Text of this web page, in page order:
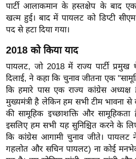
न्यू
ज
ब्री
फ
नो
रं
ज
न
ज
ग
त
पार्टी आलाकमान के हस्तक्षेप के बाद
खत्म हुई। बाद में पायलट को डिप्टी
पद से हटा दिया गया।
2018 को किया याद
पायलट, जो 2018 में राज्य पार्टी
दिलाई, ने कहा कि चुनाव जीतना एक
कि हमारे पास एक राज्य कांग्रेस
मुख्यमंत्री है लेकिन हम सभी टीम भावना
की सामूहिक इच्छाशक्ति और सामूहिकता
इसलिए हम सभी यह सुनिश्चित करने के
कि कांग्रेस आगामी चुनाव जीते। पायलट
गहलोत और सचिन पायलट) ना कोई